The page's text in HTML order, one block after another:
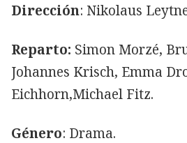
Dirección: Nikolaus
Reparto: Simon Morzé,
Johannes Krisch, Emma
Eichhorn,Michael Fitz.
Género: Drama.